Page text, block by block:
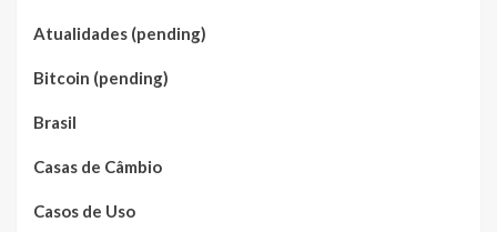
Atualidades (pending)
Bitcoin (pending)
Brasil
Casas de Câmbio
Casos de Uso